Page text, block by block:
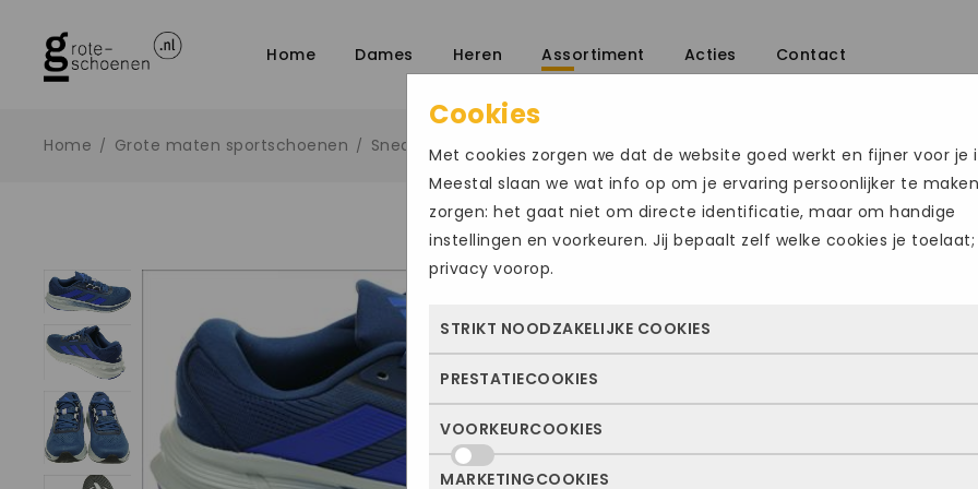
Home Dames Heren Assortiment Acties Contact
Home / Grote maten sportschoenen / Sneakers /
€100.00
Maat
49 1/3
50 51 1/3
Cookies
Met cookies zorgen we dat de website goed werkt en fijner voor je
Meestal slaan we wat info op om je ervaring persoonlijker te
zorgen: het gaat niet om directe identificatie, maar om handige
instellingen en voorkeuren. Jij bepaalt zelf welke cookies je toelaat;
privacy voorop.
STRIKT NOODZAKELIJKE COOKIES
Deze cookies zorgen ervoor dat de website überhaupt werkt. Ze
dus altijd actief en kunnen niet worden uitgezet. Meestal worden
alleen geplaatst als jij iets doet, zoals inloggen, een formulier
of je privacyvoorkeuren opslaan. Je kunt je browser zo instellen
PRESTATIECOOKIES
Met deze cookies zien we hoe vaak onze site bezocht wordt, waar
bezoekers vandaan komen en welke pagina’s populair zijn. Zo
VOORKEURCOOKIES
MARKETINGCOOKIES